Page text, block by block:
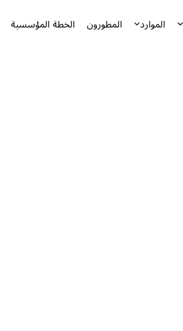
الموارد المطورون الخطة المؤسسية